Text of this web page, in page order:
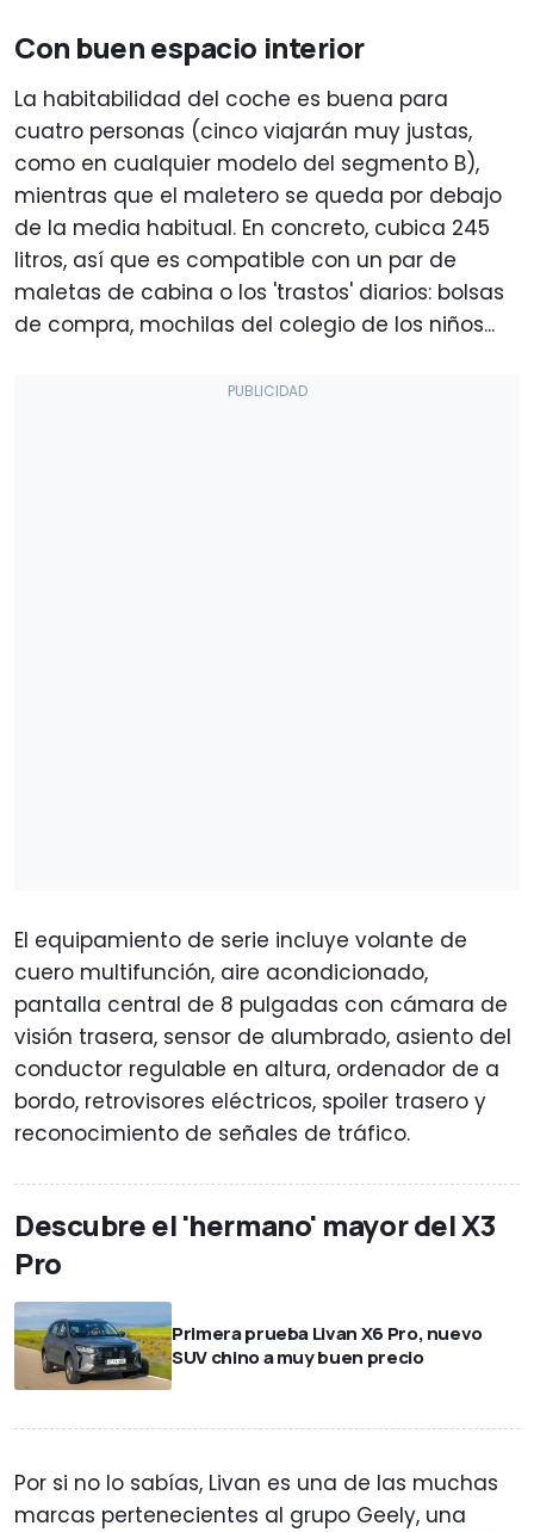
Con buen espacio interior
La habitabilidad del coche es buena para
cuatro personas (cinco viajarán muy justas,
como en cualquier modelo del segmento B),
mientras que el maletero se queda por debajo
de la media habitual. En concreto, cubica 245
litros, así que es compatible con un par de
maletas de cabina o los 'trastos' diarios: bolsas
de compra, mochilas del colegio de los niños...
El equipamiento de serie incluye volante de
cuero multifunción, aire acondicionado,
pantalla central de 8 pulgadas con cámara de
visión trasera, sensor de alumbrado, asiento del
conductor regulable en altura, ordenador de a
bordo, retrovisores eléctricos, spoiler trasero y
reconocimiento de señales de tráfico.
Descubre el 'hermano' mayor del X3
Pro
Primera prueba Livan X6 Pro, nuevo
SUV chino a muy buen precio
Por si no lo sabías, Livan es una de las muchas
marcas pertenecientes al grupo Geely, una